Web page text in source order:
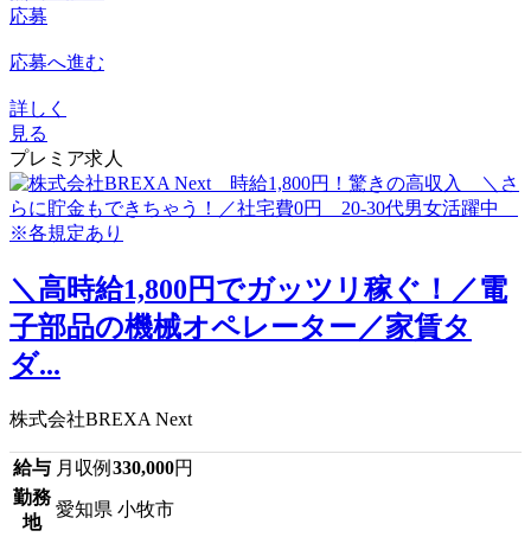
応募
応募へ進む
詳しく
見る
プレミア求人
＼高時給1,800円でガッツリ稼ぐ！／電
子部品の機械オペレーター／家賃タ
ダ...
株式会社BREXA Next
給与 月収例 330,000円
勤務
地
愛知県 小牧市